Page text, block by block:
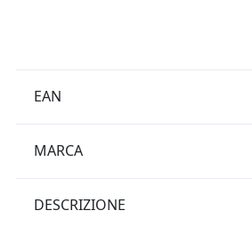
EAN
MARCA
DESCRIZIONE